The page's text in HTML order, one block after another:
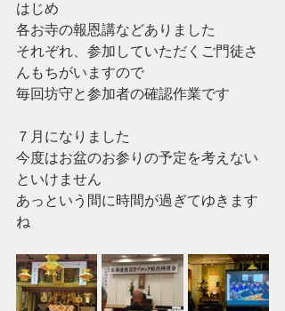
はじめ
各お寺の報恩講などありました
それぞれ、参加していただくご門徒さ
んもちがいますので
毎回坊守と参加者の確認作業です
７月になりました
今度はお盆のお参りの予定を考えない
といけません
あっという間に時間が過ぎてゆきます
ね